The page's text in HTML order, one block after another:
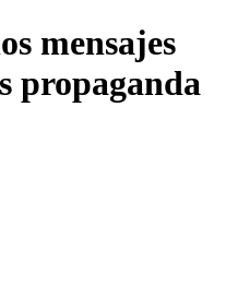
mensajes
propaganda